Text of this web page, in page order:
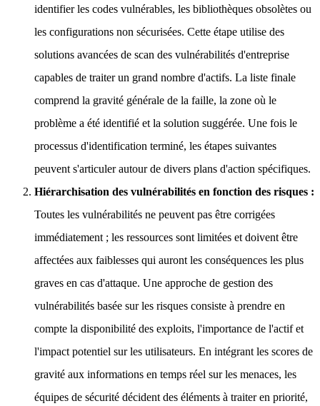
identifier les codes vulnérables, les bibliothèques obsolètes ou
les configurations non sécurisées. Cette étape utilise des
solutions avancées de scan des vulnérabilités d'entreprise
capables de traiter un grand nombre d'actifs. La liste finale
comprend la gravité générale de la faille, la zone où le
problème a été identifié et la solution suggérée. Une fois le
processus d'identification terminé, les étapes suivantes
peuvent s'articuler autour de divers plans d'action spécifiques.
Hiérarchisation des vulnérabilités en fonction des risques :
Toutes les vulnérabilités ne peuvent pas être corrigées
immédiatement ; les ressources sont limitées et doivent être
affectées aux faiblesses qui auront les conséquences les plus
graves en cas d'attaque. Une approche de gestion des
vulnérabilités basée sur les risques consiste à prendre en
compte la disponibilité des exploits, l'importance de l'actif et
l'impact potentiel sur les utilisateurs. En intégrant les scores de
gravité aux informations en temps réel sur les menaces, les
équipes de sécurité décident des éléments à traiter en priorité,